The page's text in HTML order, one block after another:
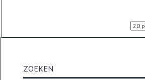
ZOEKEN